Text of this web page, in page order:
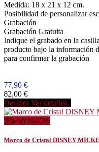
Medida: 18 x 21 x 12 cm.
Posibilidad de personalizar
Grabación
Grabación Gratuita
Indique el grabado en la
producto bajo la
para confirmar la grabación
77,90 €
82,00 €
Detalles Ver detalles
¡En oferta!-5%
Marco de Cristal DISNEY